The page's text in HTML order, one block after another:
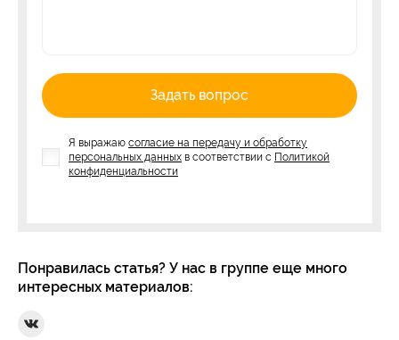
Задать вопрос
Я выражаю согласие на передачу и обработку
персональных данных в соответствии с Политикой
конфиденциальности
Понравилась статья? У нас в группе еще много
интересных материалов:
Ссылка на Вконтакте